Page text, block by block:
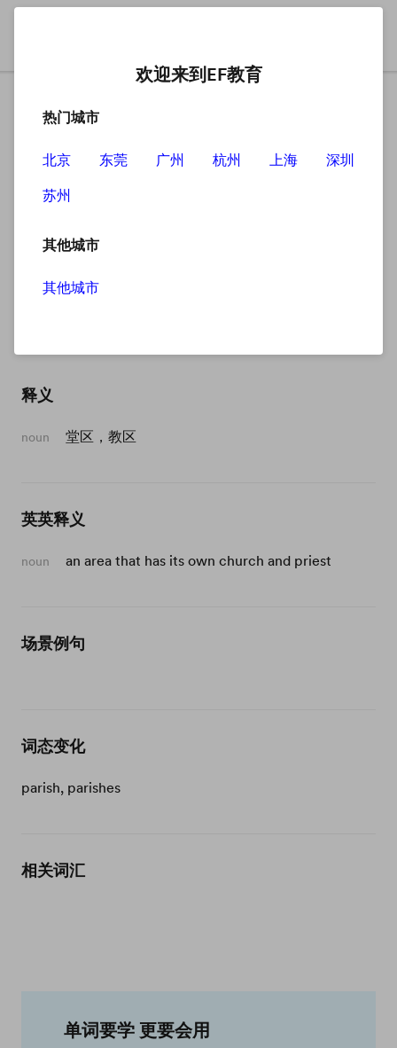
parish
释义
noun 堂区，教区
英英释义
noun an area that has its own church and priest
场景例句
词态变化
parish, parishes
相关词汇
单词要学 更要会用
欢迎来到EF教育
热门城市
北京 东莞 广州 杭州 上海
深圳
苏州
其他城市
其他城市